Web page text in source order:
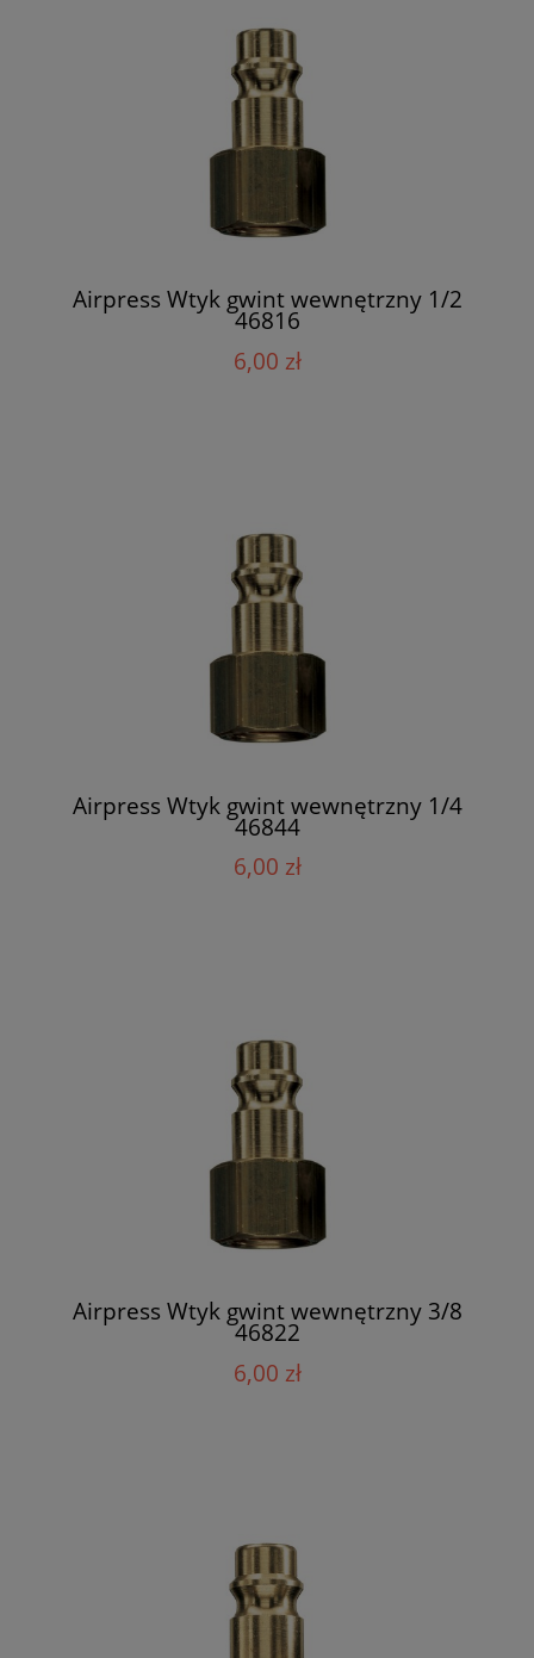
Airpress Wtyk gwint wewnętrzny 1/2
46816
6,00 zł
Airpress Wtyk gwint wewnętrzny 1/4
46844
6,00 zł
Airpress Wtyk gwint wewnętrzny 3/8
46822
6,00 zł